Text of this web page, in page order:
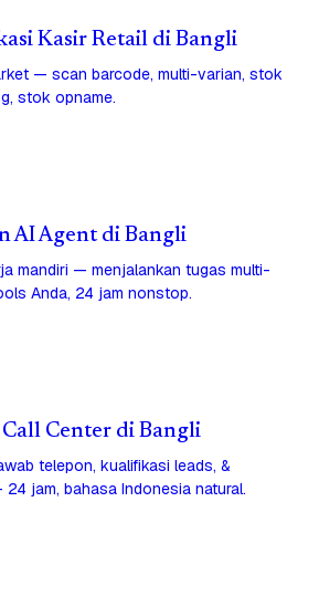
Kasir Retail di Bangli
— scan barcode, multi-varian, stok
stok opname.
AI Agent di Bangli
mandiri — menjalankan tugas multi-
Anda, 24 jam nonstop.
Call Center di Bangli
telepon, kualifikasi leads, &
jam, bahasa Indonesia natural.